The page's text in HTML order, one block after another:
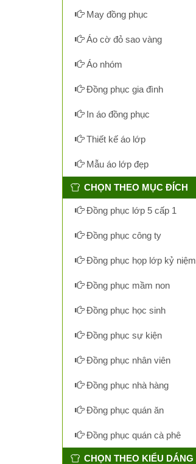
May đồng phục
Áo cờ đỏ sao vàng
Áo nhóm
Đồng phục gia đình
In áo đồng phục
Thiết kế áo lớp
Mẫu áo lớp đẹp
CHỌN THEO MỤC ĐÍCH
Đồng phục lớp 5 cấp 1
Đồng phục công ty
Đồng phục họp lớp kỷ niệm
Đồng phục mầm non
Đồng phục học sinh
Đồng phục sự kiện
Đồng phục nhân viên
Đồng phục nhà hàng
Đồng phục quán ăn
Đồng phục quán cà phê
CHỌN THEO KIỂU DÁNG